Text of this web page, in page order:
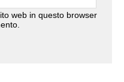
web in questo browser